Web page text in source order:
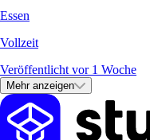
Essen
Vollzeit
Veröffentlicht vor 1 Woche
Mehr anzeigen